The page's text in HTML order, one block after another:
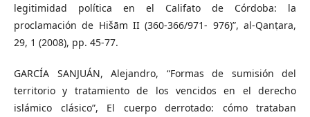
legitimidad política en el Califato de Córdoba: la
proclamación de Hišām II (360-366/971- 976)”, al-Qanṭara,
29, 1 (2008), pp. 45-77.
GARCÍA SANJUÁN, Alejandro, “Formas de sumisión del
territorio y tratamiento de los vencidos en el derecho
islámico clásico”, El cuerpo derrotado: cómo trataban